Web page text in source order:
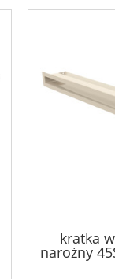
kratka
narożny
-